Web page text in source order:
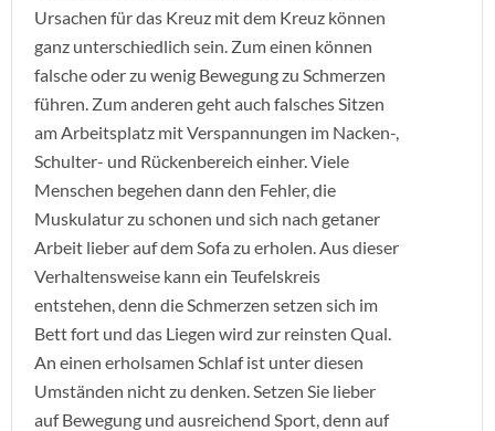
Ursachen für das Kreuz mit dem Kreuz können
ganz unterschiedlich sein. Zum einen können
falsche oder zu wenig Bewegung zu Schmerzen
führen. Zum anderen geht auch falsches Sitzen
am Arbeitsplatz mit Verspannungen im Nacken-,
Schulter- und Rückenbereich einher. Viele
Menschen begehen dann den Fehler, die
Muskulatur zu schonen und sich nach getaner
Arbeit lieber auf dem Sofa zu erholen. Aus dieser
Verhaltensweise kann ein Teufelskreis
entstehen, denn die Schmerzen setzen sich im
Bett fort und das Liegen wird zur reinsten Qual.
An einen erholsamen Schlaf ist unter diesen
Umständen nicht zu denken. Setzen Sie lieber
auf Bewegung und ausreichend Sport, denn auf